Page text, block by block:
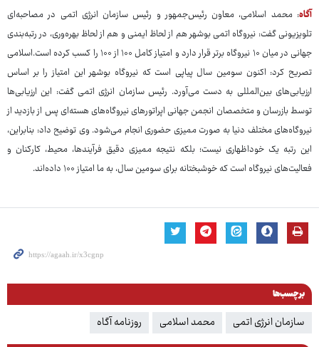
آگاه: محمد اسلامی، معاون رئیس‌جمهور و رئیس سازمان انرژی اتمی در مصاحبه‌ای
تلویزیونی گفت: نیروگاه اتمی بوشهر هم از لحاظ ایمنی و هم از لحاظ بهره‌وری، در رتبه‌بندی
جهانی در میان ۱۰ نیروگاه برتر قرار دارد و امتیاز کامل ۱۰۰ از ۱۰۰ را کسب کرده است.اسلامی
تصریح کرد: اکنون سومین سال پیاپی است که نیروگاه بوشهر این امتیاز را بر اساس
ارزیابی‌های بین‌المللی به دست می‌آورد. رئیس سازمان انرژی اتمی گفت: این ارزیابی‌ها
توسط بازرسان و متخصصان انجمن جهانی اپراتورهای نیروگاه‌های هسته‌ای پس از بازدید از
نیروگاه‌های مختلف دنیا به صورت ممیزی حضوری انجام می‌شود. وی توضیح داد: بنابراین،
این رتبه یک خوداظهاری نیست؛ بلکه نتیجه ممیزی دقیق فرآیندها، محیط، کارکنان و
فعالیت‌های نیروگاه است که خوشبختانه برای سومین سال، به ما امتیاز ۱۰۰ داده‌اند.
برچسب‌ها
سازمان انرژی اتمی محمد اسلامی روزنامه آگاه